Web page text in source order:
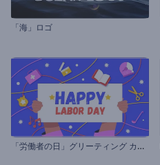
「海」ロゴ
「
労働者の日」グリーティング カード